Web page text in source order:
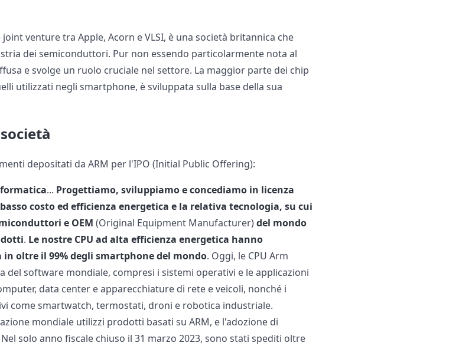
venture tra Apple, Acorn e VLSI, è una società britannica che
dei semiconduttori. Pur non essendo particolarmente nota al
e svolge un ruolo cruciale nel settore. La maggior parte dei chip
utilizzati negli smartphone, è sviluppata sulla base della sua
depositati da ARM per l'IPO (Initial Public Offering):
... Progettiamo, sviluppiamo e concediamo in licenza
costo ed efficienza energetica e la relativa tecnologia, su cui
e OEM (Original Equipment Manufacturer)del mondo
. Le nostre CPU ad alta efficienza energetica hanno
oltre il 99% degli smartphone del mondo. Oggi, le CPU Arm
del software mondiale, compresi i sistemi operativi e le applicazioni
data center e apparecchiature di rete e veicoli, nonché i
come smartwatch, termostati, droni e robotica industriale.
mondiale utilizzi prodotti basati su ARM, e l'adozione di
solo anno fiscale chiuso il 31 marzo 2023, sono stati spediti oltre